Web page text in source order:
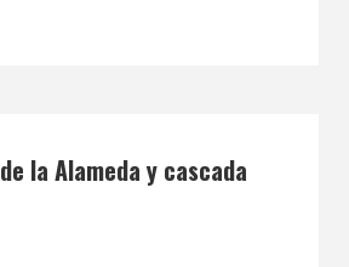
la Alameda y cascada